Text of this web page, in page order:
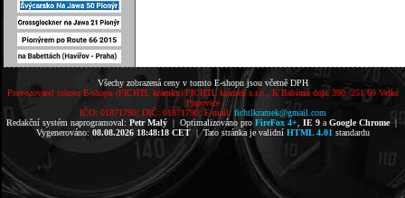
Všechy zobrazená ceny v tomto E-shopu jsou včetně DPH
Provozovatel tohoto E-shopu (FICHTL krámku) FICHTL krámek s.r.o., K Babímu dolu 390, 251 69 Velké
Popovice
IČO: 01871790; DIČ: 01871790; E-mail: fichtlkramek@gmail.com
Redakční systém naprogramoval: Petr Malý| Optimalizováno pro FireFox 4+, IE 9a Google Chrome|
Vygenerováno: 08.08.2026 18:48:18 CET| Tato stránka je validní HTML 4.01 standardu